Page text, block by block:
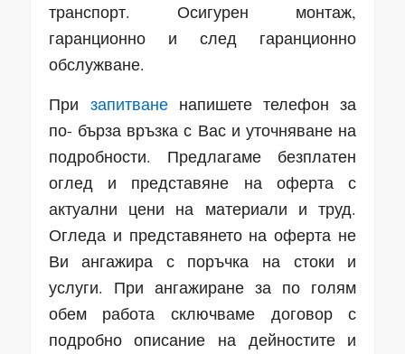
транспорт. Осигурен монтаж,
гаранционно и след гаранционно
обслужване.
При запитваненапишете телефон за
по- бърза връзка с Вас и уточняване на
подробности. Предлагаме безплатен
оглед и представяне на оферта с
актуални цени на материали и труд.
Огледа и представянето на оферта не
Ви ангажира с поръчка на стоки и
услуги. При ангажиране за по голям
обем работа сключваме договор с
подробно описание на дейностите и